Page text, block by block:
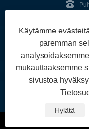
Copyright © 2024
Saumattomat
leggingsit
Käytämme
paremman
mukauttaaksemme
sivustoa
Hylätä